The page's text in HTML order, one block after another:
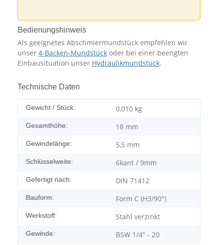
Bedienungshinweis
Als geeignetes Abschmiermundstück empfehlen wir
unser 4-Backen-Mundstück oder bei einer beengten
Einbausituation unser Hydraulikmundstück.
Technische Daten
Gewicht / Stück: 0,010 kg
Gesamthöhe: 18 mm
Gewindelänge: 5,5 mm
Schlüsselweite: 6kant / 9mm
Gefertigt nach: DIN 71412
Bauform: Form C (H3/90°)
Werkstoff: Stahl verzinkt
Gewinde: BSW 1/4" - 20